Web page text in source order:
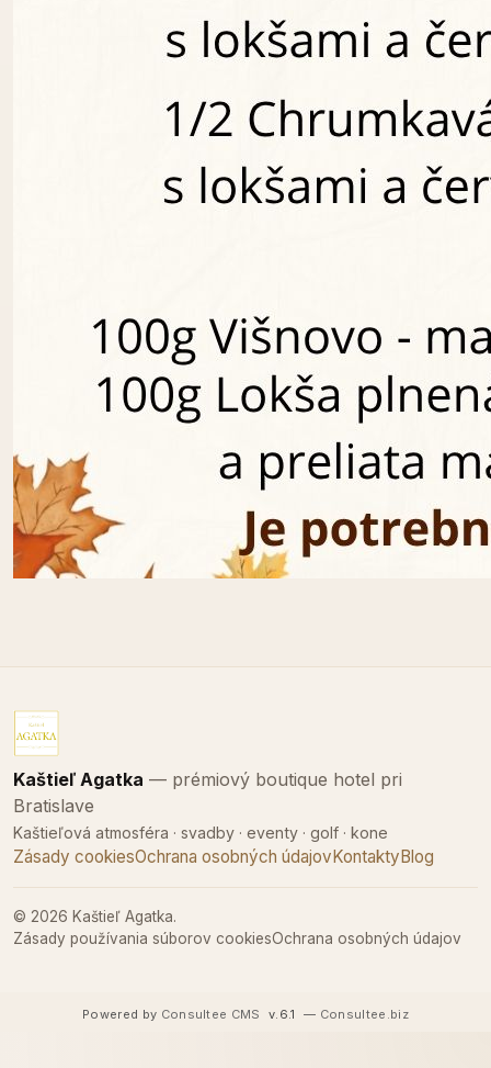
Kaštieľ Agatka — prémiový boutique hotel pri
Bratislave
Kaštieľová atmosféra · svadby · eventy · golf · kone
Zásady cookiesOchrana osobných údajov Kontakty Blog
© 2026 Kaštieľ Agatka.
Zásady používania súborov cookiesOchrana osobných údajov
Powered by Consultee CMS v.6.1 — Consultee.biz